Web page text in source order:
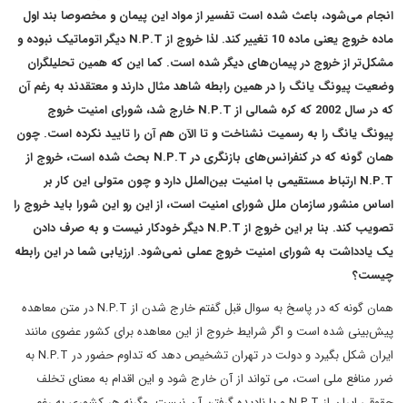
انجام می‌شود، باعث شده است تفسیر از مواد این پیمان و مخصوصا بند اول
ماده خروج یعنی ماده 10 تغییر کند. لذا خروج از N.P.T دیگر اتوماتیک نبوده و
مشکل‌تر از خروج در پیمان‌های دیگر شده است. کما این که همین تحلیلگران
وضعیت پیونگ یانگ را در همین رابطه شاهد مثال دارند و معتقدند به رغم آن
که در سال 2002 که کره شمالی از N.P.T خارج شد، شورای امنیت خروج
پیونگ یانگ را به رسمیت نشناخت و تا الآن هم آن را تایید نکرده است. چون
همان گونه که در کنفرانس‌های بازنگری در N.P.T بحث شده است، خروج از
N.P.T ارتباط مستقیمی با امنیت بین‌الملل دارد و چون متولی این کار بر
اساس منشور سازمان ملل شورای امنیت است، از این رو این شورا باید خروج را
تصویب کند. بنا بر این خروج از N.P.T دیگر خودکار نیست و به صرف دادن
یک یادداشت به شورای امنیت خروج عملی نمی‌شود. ارزیابی شما در این رابطه
چیست؟
همان گونه که در پاسخ به سوال قبل گفتم خارج شدن از N.P.T در متن معاهده
پیش‌بینی شده است و اگر شرایط خروج از این معاهده برای کشور عضوی مانند
ایران شکل بگیرد و دولت در تهران تشخیص دهد که تداوم حضور در N.P.T به
ضرر منافع ملی است، می تواند از آن خارج شود و این اقدام به معنای تخلف